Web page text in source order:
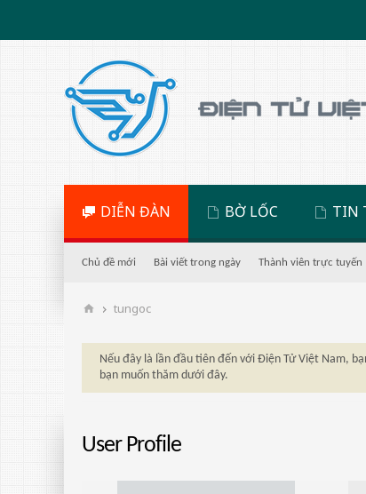
DIỄN ĐÀN BỜ LỐC TIN
Chủ đề mới Bài viết trong ngày Thành viên trực tuyến
tungoc
Nếu đây là lần đầu tiên đến với Điện Tử Việt Nam,
bạn muốn thăm dưới đây.
User Profile